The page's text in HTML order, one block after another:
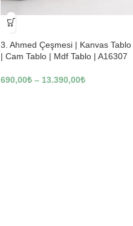
-23%
3. Ahmed Çeşmesi | Kanvas Tablo
| Cam Tablo | Mdf Tablo | A16307
690,00₺ – 13.390,00₺